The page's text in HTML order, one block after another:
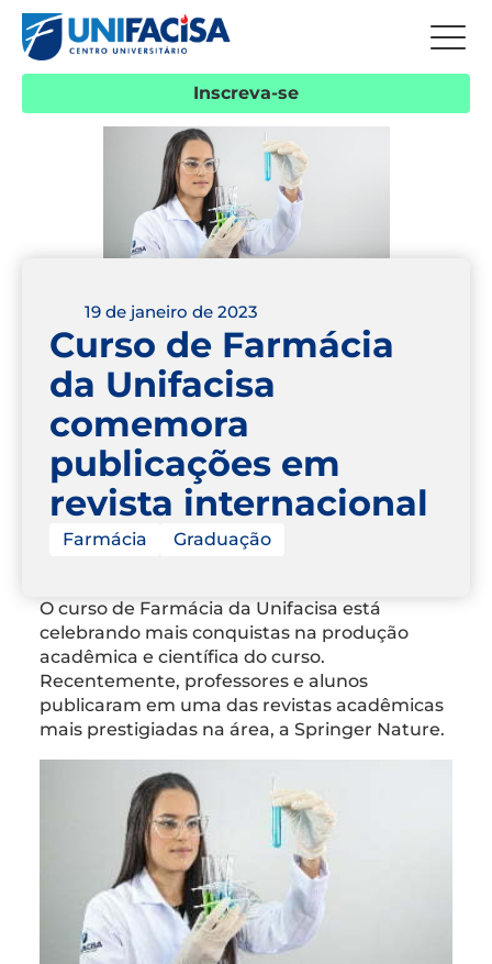
Inscreva-se
19 de janeiro de 2023
Curso de Farmácia
da Unifacisa
comemora
publicações em
revista internacional
Farmácia Graduação
O curso de Farmácia da Unifacisa está
celebrando mais conquistas na produção
acadêmica e científica do curso.
Recentemente, professores e alunos
publicaram em uma das revistas acadêmicas
mais prestigiadas na área, a Springer Nature.